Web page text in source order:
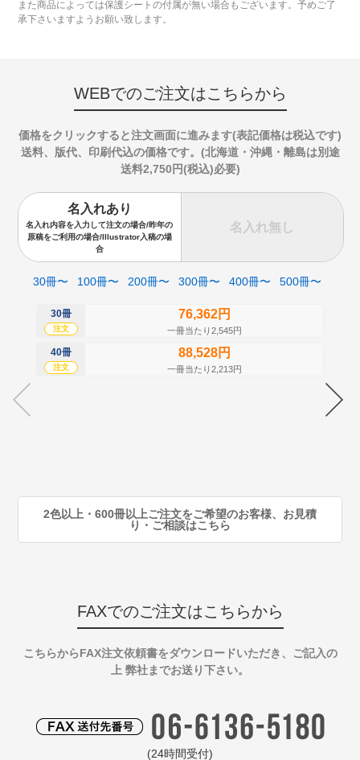
また商品によっては保護シートの付属が無い場合もございます。予めご了
承下さいますようお願い致します。
WEBでのご注文はこちらから
価格をクリックすると注文画面に進みます(表記価格は税込です)
送料、版代、印刷代込の価格です。(北海道・沖縄・離島は別途
送料2,750円(税込)必要)
名入れあり
名入れ内容を入力して注文の場合/昨年の
原稿をご利用の場合/Illustrator入稿の場
合
名入れ無し
30冊〜 100冊〜 200冊〜 300冊〜 400冊〜 500冊〜
30冊
注文
76,362円
一冊当たり2,545円
40冊
注文
88,528円
一冊当たり2,213円
2色以上・600冊以上ご注文をご希望のお客様、お見積
り・ご相談はこちら
FAXでのご注文はこちらから
こちらからFAX注文依頼書をダウンロードいただき、ご記入の
上 弊社までお送り下さい。
(24時間受付)